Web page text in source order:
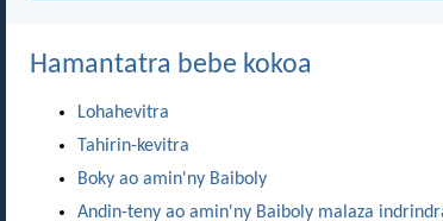
Hamantatra bebe kokoa
Lohahevitra
Tahirin-kevitra
Boky ao amin'ny Baiboly
Andin-teny ao amin'ny Baiboly malaza